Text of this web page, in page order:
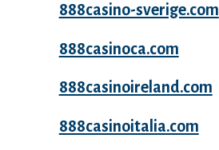
888casino-sverige.com
888casinoca.com
888casinoireland.com
888casinoitalia.com